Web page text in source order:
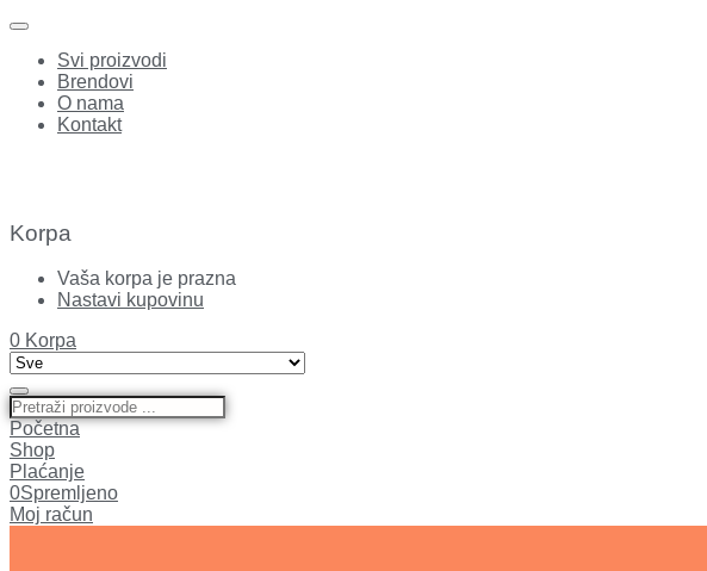
Svi proizvodi
Brendovi
O nama
Kontakt
Korpa
Vaša korpa je prazna
Nastavi kupovinu
0 Korpa
Početna
Shop
Plaćanje
0Spremljeno
Moj račun